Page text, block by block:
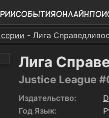
СобытияОнлайн
- Лига
Лига
Justice League
Издательство:
Год Язык: